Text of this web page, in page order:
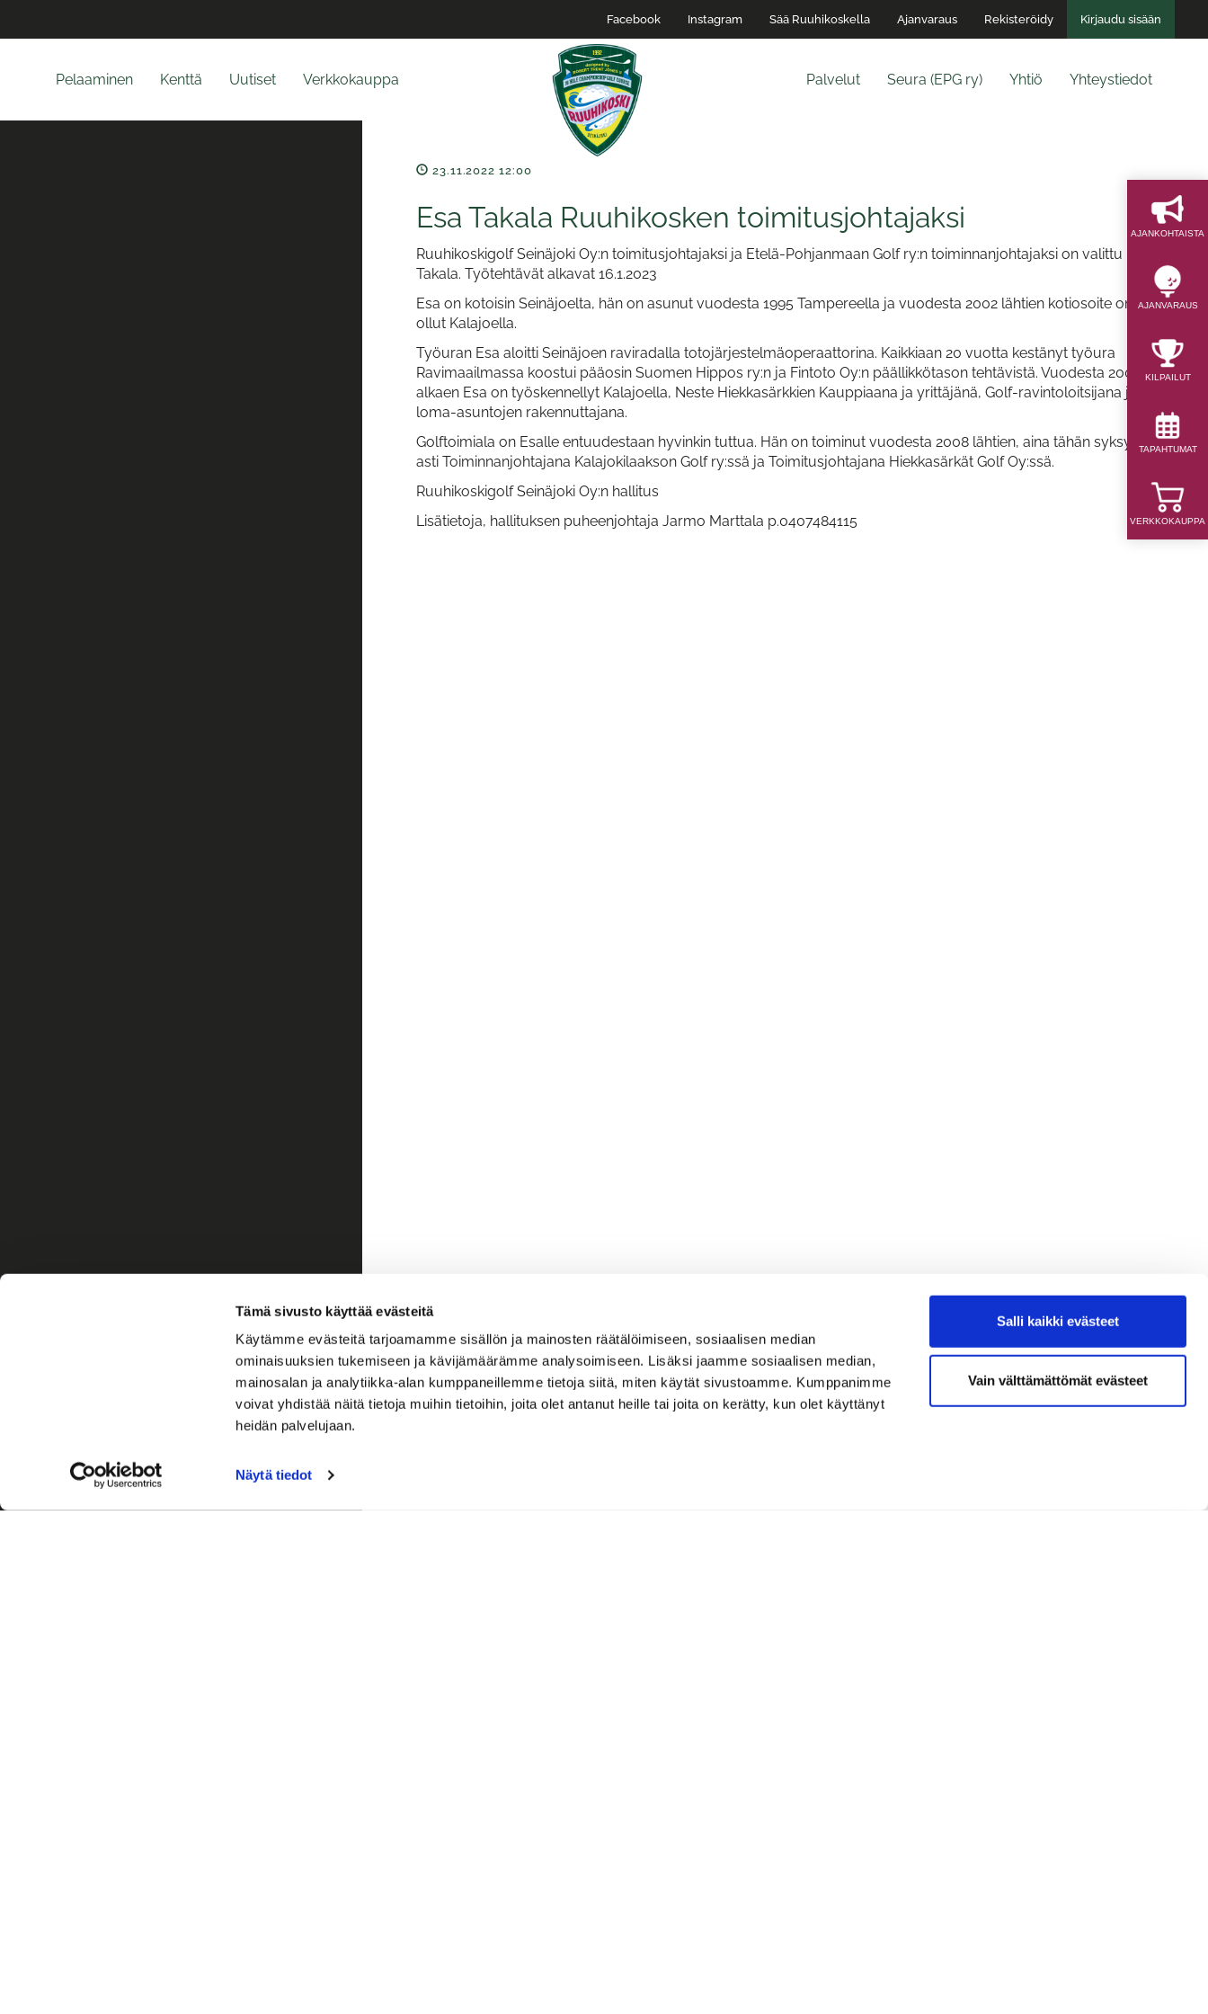
Tämä sivusto käyttää evästeitä
Käytämme evästeitä tarjoamamme sisällön ja mainosten räätälöimiseen, sosiaalisen median
ominaisuuksien tukemiseen ja kävijämäärämme analysoimiseen. Lisäksi jaamme sosiaalisen median,
mainosalan ja analytiikka-alan kumppaneillemme tietoja siitä, miten käytät sivustoamme. Kumppanimme
voivat yhdistää näitä tietoja muihin tietoihin, joita olet antanut heille tai joita on kerätty, kun olet käyttänyt
heidän palvelujaan.
Näytä tiedot
Salli kaikki evästeet
Vain välttämättömät evästeet
Facebook Instagram Sää Ruuhikoskella Ajanvaraus Rekisteröidy Kirjaudu sisään
Pelaaminen Kenttä Uutiset Verkkokauppa Yhteystiedot
Yhtiö
Seura (EPG ry)
Palvelut
AJAN­KOHTAISTA
AJAN­VARAUS
KILPAILUT
TAPAHTUMAT
VERKKOKAUPPA
23.11.2022 12:00
Esa Takala Ruuhikosken toimitusjohtajaksi
Ruuhikoskigolf Seinäjoki Oy:n toimitusjohtajaksi ja Etelä-Pohjanmaan Golf ry:n toiminnanjohtajaksi on valittu Esa
Takala. Työtehtävät alkavat 16.1.2023
Esa on kotoisin Seinäjoelta, hän on asunut vuodesta 1995 Tampereella ja vuodesta 2002 lähtien kotiosoite on
ollut Kalajoella.
Työuran Esa aloitti Seinäjoen raviradalla totojärjestelmäoperaattorina. Kaikkiaan 20 vuotta kestänyt työura
Ravimaailmassa koostui pääosin Suomen Hippos ry:n ja Fintoto Oy:n päällikkötason tehtävistä. Vuodesta 2002
alkaen Esa on työskennellyt Kalajoella, Neste Hiekkasärkkien Kauppiaana ja yrittäjänä, Golf-ravintoloitsijana ja
loma-asuntojen rakennuttajana.
Golftoimiala on Esalle entuudestaan hyvinkin tuttua. Hän on toiminut vuodesta 2008 lähtien, aina tähän syksyyn
asti Toiminnanjohtajana Kalajokilaakson Golf ry:ssä ja Toimitusjohtajana Hiekkasärkät Golf Oy:ssä.
Ruuhikoskigolf Seinäjoki Oy:n hallitus
Lisätietoja, hallituksen puheenjohtaja Jarmo Marttala p.0407484115